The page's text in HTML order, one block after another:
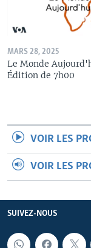
MARS 28, 2025
Le Monde
Édition de 7h00
VOIR LES
VOIR LES
SUIVEZ-NOUS